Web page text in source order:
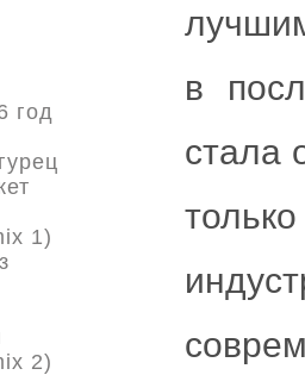
в
стала
год
1)
2)